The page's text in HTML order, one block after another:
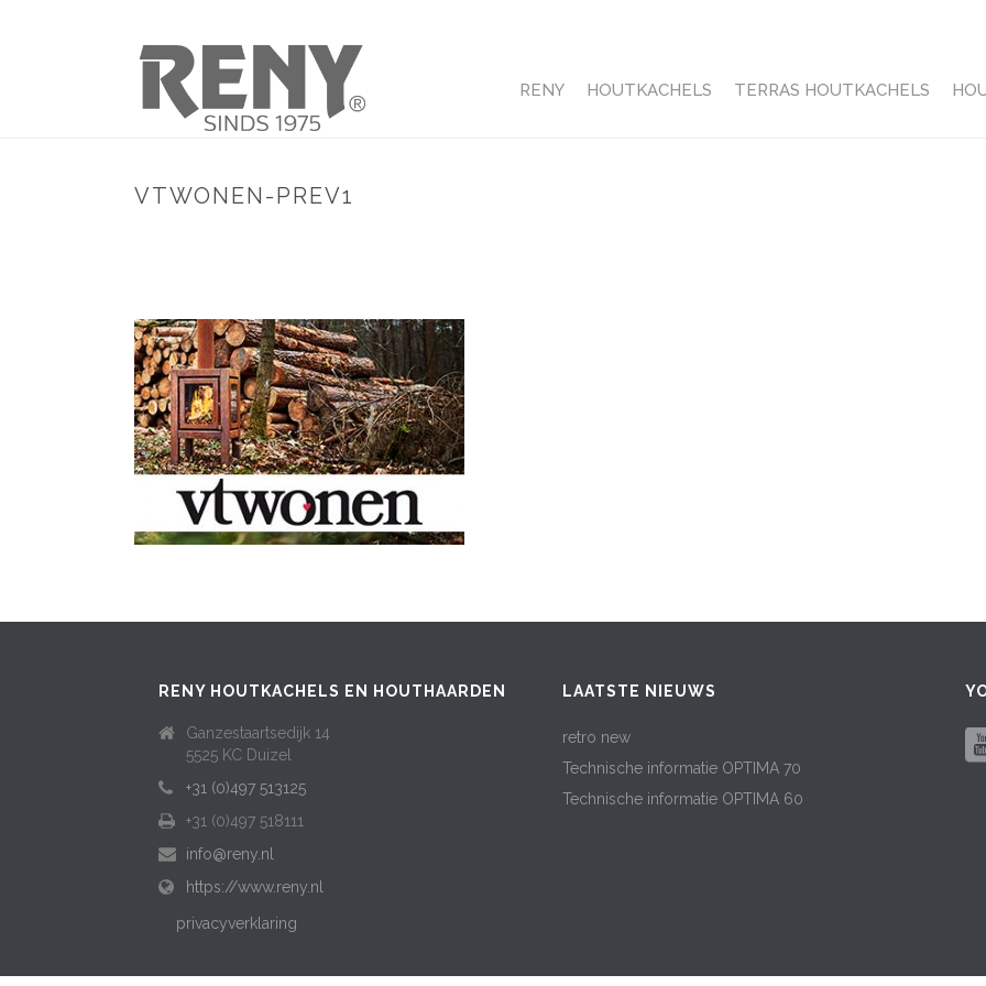
RENY HOUTKACHELS TERRAS HOUTKACHELS
VTWONEN-PREV1
RENY HOUTKACHELS EN HOUTHAARDEN
Ganzestaartsedijk 14
5525 KC Duizel
+31 (0)497 513125
+31 (0)497 518111
info@reny.nl
https://www.reny.nl
privacyverklaring
LAATSTE NIEUWS
retro new
Technische informatie OPTIMA 70
Technische informatie OPTIMA 60